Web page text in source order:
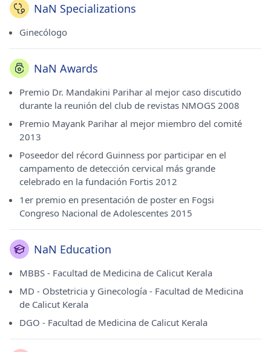
participar en el campamento de detección cervical más
grande celebrado en la fundación Fortis - 2012 premio y 1er
premio en presentación de poster en Fogsi Congreso
y Ginecología de Calicut Medical College Kerala en 2001 y
DGO de Calicut Medical College Kerala en 2000. Es
miembro de FOGSI y NMOGS, miembro del Comité
Directivo de Navi Mumbai. Sociedad de Obstetricia y
2015, Hon Tesorera NMOGS 2015 - 2017, Miembro de la
Sociedad India de Menopausia (IMS), Miembro de la
Sociedad Nacional para el estudio de la enfermedad
trofoblástica en la India (NSSTDI) y Miembro de la Sociedad
PCOS de la India.
NaN Specializations
Ginecólogo
NaN Awards
Premio Dr. Mandakini Parihar al mejor caso discutido
durante la reunión del club de revistas NMOGS 2008
Premio Mayank Parihar al mejor miembro del comité
2013
Poseedor del récord Guinness por participar en el
campamento de detección cervical más grande
celebrado en la fundación Fortis 2012
1er premio en presentación de poster en Fogsi
Congreso Nacional de Adolescentes 2015
NaN Education
MBBS - Facultad de Medicina de Calicut Kerala
MD - Obstetricia y Ginecología - Facultad de Medicina
de Calicut Kerala
DGO - Facultad de Medicina de Calicut Kerala